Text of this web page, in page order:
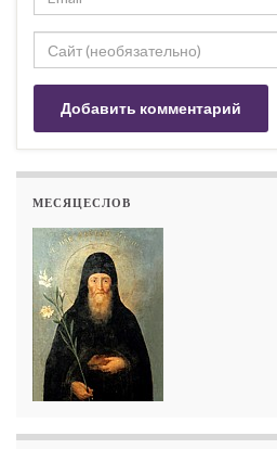
МЕСЯЦЕСЛОВ